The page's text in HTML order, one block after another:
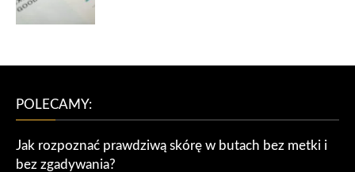
POLECAMY:
Jak rozpoznać prawdziwą skórę w butach bez metki i
bez zgadywania?